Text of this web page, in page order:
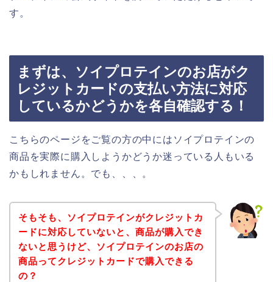
す。
まずは、ソイプロテインのお店がク
レジットカードの支払い方法に対応
しているかどうかを各自確認する！
こちらのページをご覧の方の中にはソイプロテインの
商品を実際に購入しようかどうか迷っている人もいる
かもしれません。でも、、、。
そもそも、ソイプロテインがクレジットカ
ードに対応していないと、商品が購入でき
ないと思うけど、ソイプロテインのお店の
商品ってクレジットカードで購入できる
の？